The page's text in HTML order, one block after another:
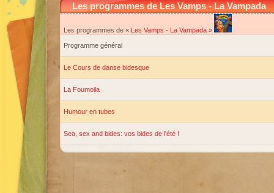
Les programmes de Les Vamps - La Vampada
Les programmes de « Les Vamps - La Vampada »
Programme général
Le Cours de danse bidesque
La Foumoila
Humour en tubes
Sea, sex and bides: vos bides de l'été !